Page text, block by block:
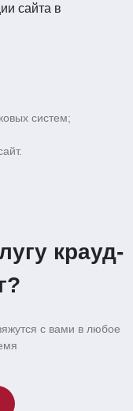
сайта в
систем;
крауд-
с вами в любое